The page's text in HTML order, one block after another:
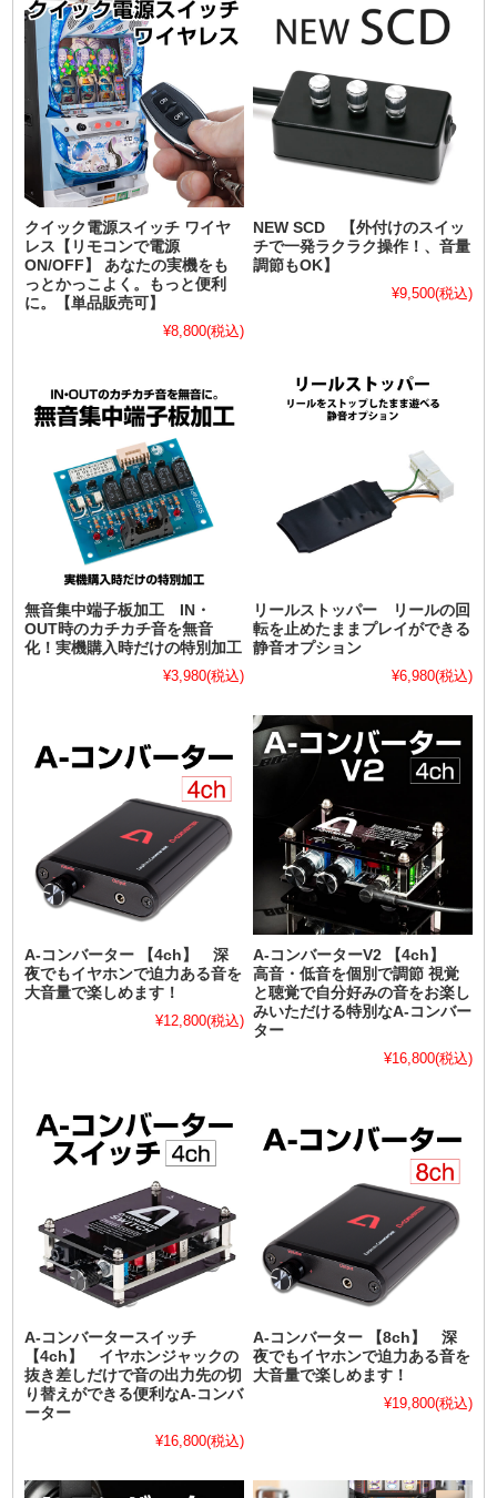
クイック電源スイッチ ワイヤ
レス【リモコンで電源
ON/OFF】 あなたの実機をも
っとかっこよく。もっと便利
に。【単品販売可】
¥8,800(税込)
NEW SCD 【外付けのスイッ
チで一発ラクラク操作！、音量
調節もOK】
¥9,500(税込)
無音集中端子板加工 IN・
OUT時のカチカチ音を無音
化！実機購入時だけの特別加工
¥3,980(税込)
リールストッパー リールの回
転を止めたままプレイができる
静音オプション
¥6,980(税込)
A-コンバーター 【4ch】 深
夜でもイヤホンで迫力ある音を
大音量で楽しめます！
¥12,800(税込)
A-コンバーターV2 【4ch】
高音・低音を個別で調節 視覚
と聴覚で自分好みの音をお楽し
みいただける特別なA-コンバー
ター
¥16,800(税込)
A-コンバータースイッチ
【4ch】 イヤホンジャックの
抜き差しだけで音の出力先の切
り替えができる便利なA-コンバ
ーター
¥16,800(税込)
A-コンバーター 【8ch】 深
夜でもイヤホンで迫力ある音を
大音量で楽しめます！
¥19,800(税込)